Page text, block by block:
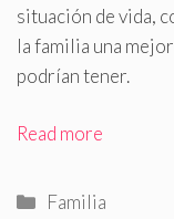
situación de vida,
la familia una
podrían tener.
Read more
Categorías
Familia